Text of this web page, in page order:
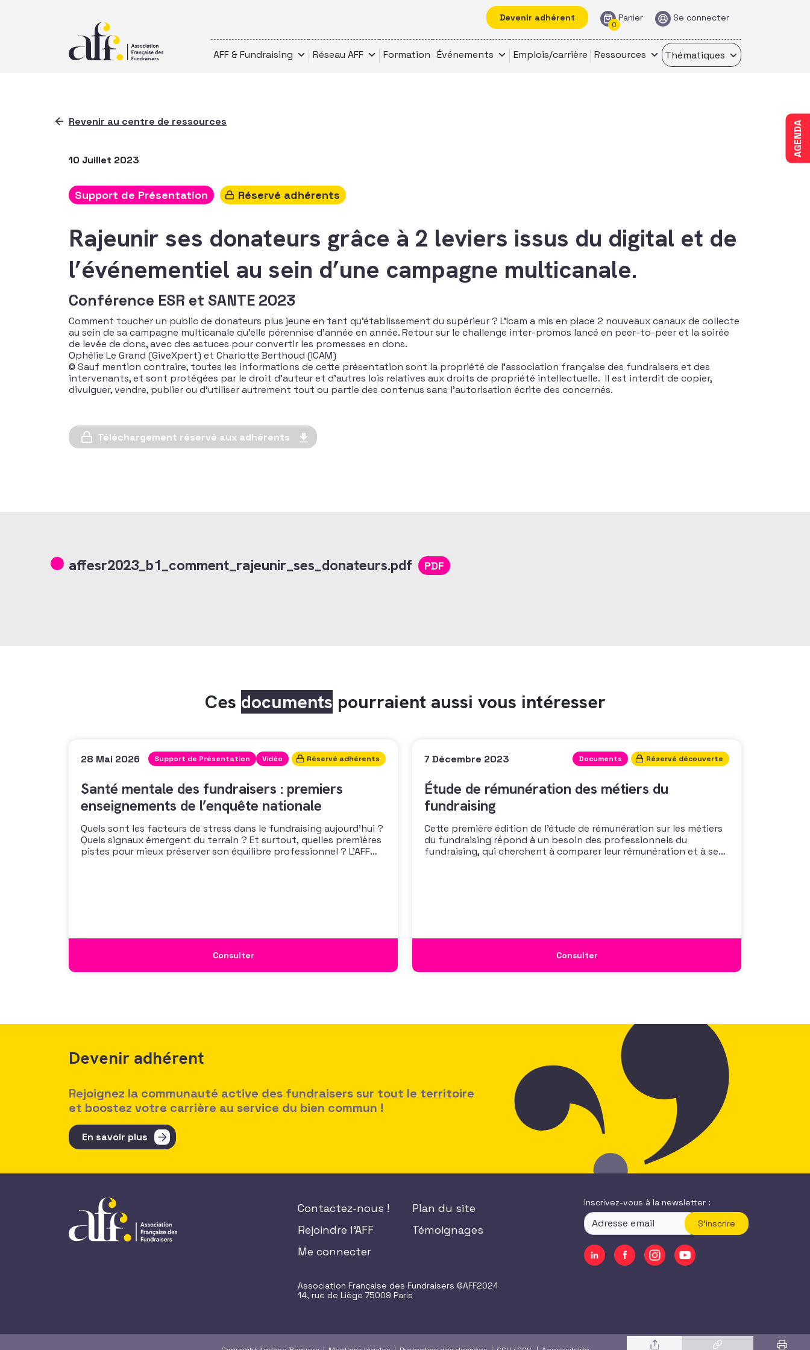
Devenir adhérent Panier
0
Se connecter
AFF & Fundraising Réseau AFF Formation Événements Emplois/carrière Ressources Thématiques
AGENDA
Revenir au centre de ressources
10 Juillet 2023
Support de Présentation Réservé adhérents
Rajeunir ses donateurs grâce à 2 leviers issus du digital et de
l’événementiel au sein d’une campagne multicanale.
Conférence ESR et SANTE 2023
Comment toucher un public de donateurs plus jeune en tant qu’établissement du supérieur ? L’Icam a mis en place 2 nouveaux canaux de collecte
au sein de sa campagne multicanale qu’elle pérennise d’année en année. Retour sur le challenge inter-promos lancé en peer-to-peer et la soirée
de levée de dons, avec des astuces pour convertir les promesses en dons.
Ophélie Le Grand (GiveXpert) et Charlotte Berthoud (ICAM)
© Sauf mention contraire, toutes les informations de cette présentation sont la propriété de l’association française des fundraisers et des
intervenants, et sont protégées par le droit d’auteur et d’autres lois relatives aux droits de propriété intellectuelle. Il est interdit de copier,
divulguer, vendre, publier ou d’utiliser autrement tout ou partie des contenus sans l’autorisation écrite des concernés.
Téléchargement réservé aux adhérents
affesr2023_b1_comment_rajeunir_ses_donateurs.pdf PDF
Ces documents pourraient aussi vous intéresser
28 Mai 2026 Support de Présentation Vidéo Réservé adhérents
Santé mentale des fundraisers : premiers
enseignements de l’enquête nationale
Quels sont les facteurs de stress dans le fundraising aujourd’hui ?
Quels signaux émergent du terrain ? Et surtout, quelles premières
pistes pour mieux préserver son équilibre professionnel ? L’AFF
Consulter
7 Décembre 2023 Documents Réservé découverte
Étude de rémunération des métiers du
fundraising
Cette première édition de l’étude de rémunération sur les métiers
du fundraising répond à un besoin des professionnels du
fundraising, qui cherchent à comparer leur rémunération et à se
Consulter
Devenir adhérent
Rejoignez la communauté active des fundraisers sur tout le territoire
et boostez votre carrière au service du bien commun !
En savoir plus
Contactez-nous !
Rejoindre l'AFF
Me connecter
Plan du site
Témoignages
Association Française des Fundraisers ©AFF2024
14, rue de Liège 75009 Paris
Inscrivez-vous à la newsletter :
S'inscrire